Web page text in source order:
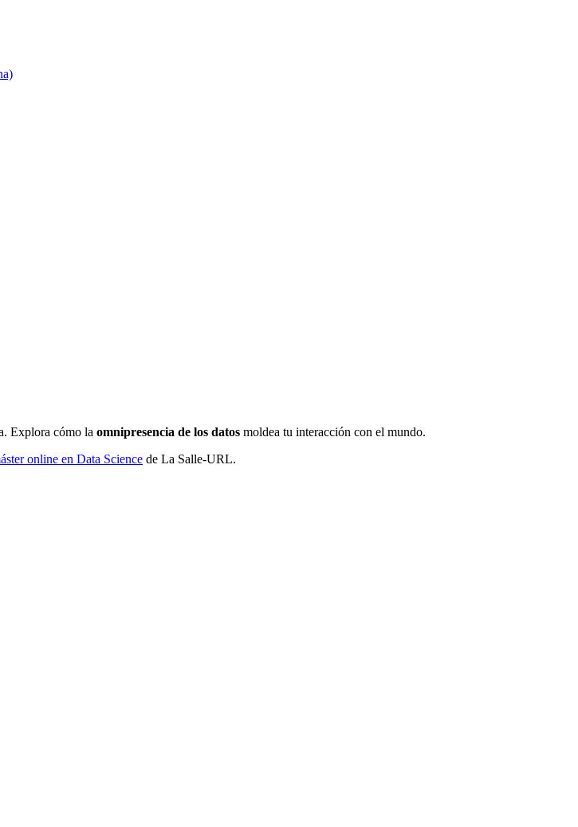
Explora cómo la omnipresencia de los datos moldea tu interacción con el mundo.
online en Data Science de La Salle-URL.